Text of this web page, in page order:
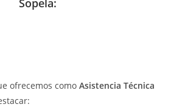
Sopela:
ofrecemos comoAsistencia Técnica